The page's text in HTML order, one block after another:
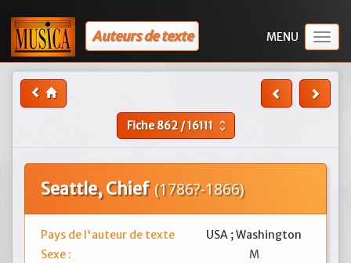
Auteurs de texte
Fiche862/16111 unfold_more
Seattle, Chief(1786?-1866)
Pays de l'auteur de texte
USA ; Washington
Sexe :
M